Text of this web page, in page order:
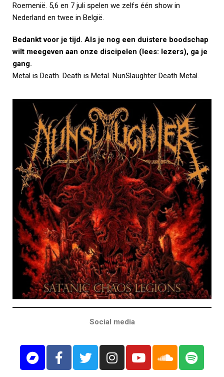
Roemenië. 5,6 en 7 juli spelen we zelfs één show in
Nederland en twee in België.
Bedankt voor je tijd. Als je nog een duistere boodschap
wilt meegeven aan onze discipelen (lees: lezers), ga je
gang.
Metal is Death. Death is Metal. NunSlaughter Death Metal.
Social media